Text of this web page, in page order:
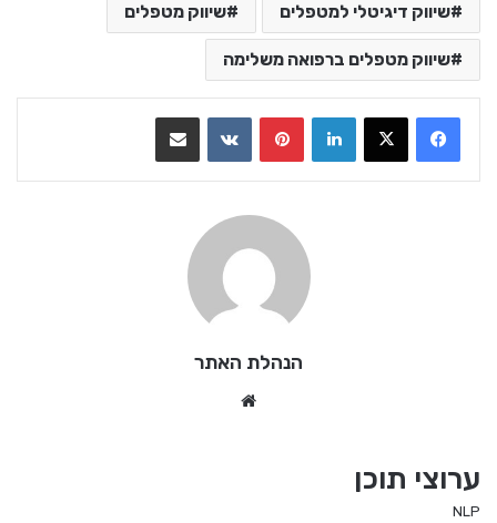
שיווק דיגיטלי למטפלים שיווק מטפלים
שיווק מטפלים ברפואה משלימה
LinkedIn
Pinterest
VKontakteשתף בדואר אלקטרוני
הנהלת האתר
ערוצי תוכן
NLP